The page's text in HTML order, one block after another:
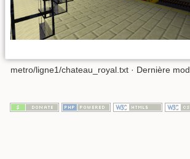
metro/ligne1/chateau_royal.txt · Dernière